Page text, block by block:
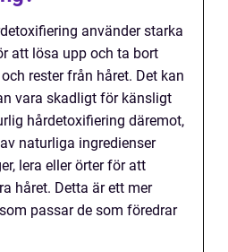
använder starka
att lösa upp och ta bort
rester från håret. Det kan
vara skadligt för känsligt
hårdetoxifiering däremot,
naturliga ingredienser
lera eller örter för att
håret. Detta är ett mer
passar de som föredrar